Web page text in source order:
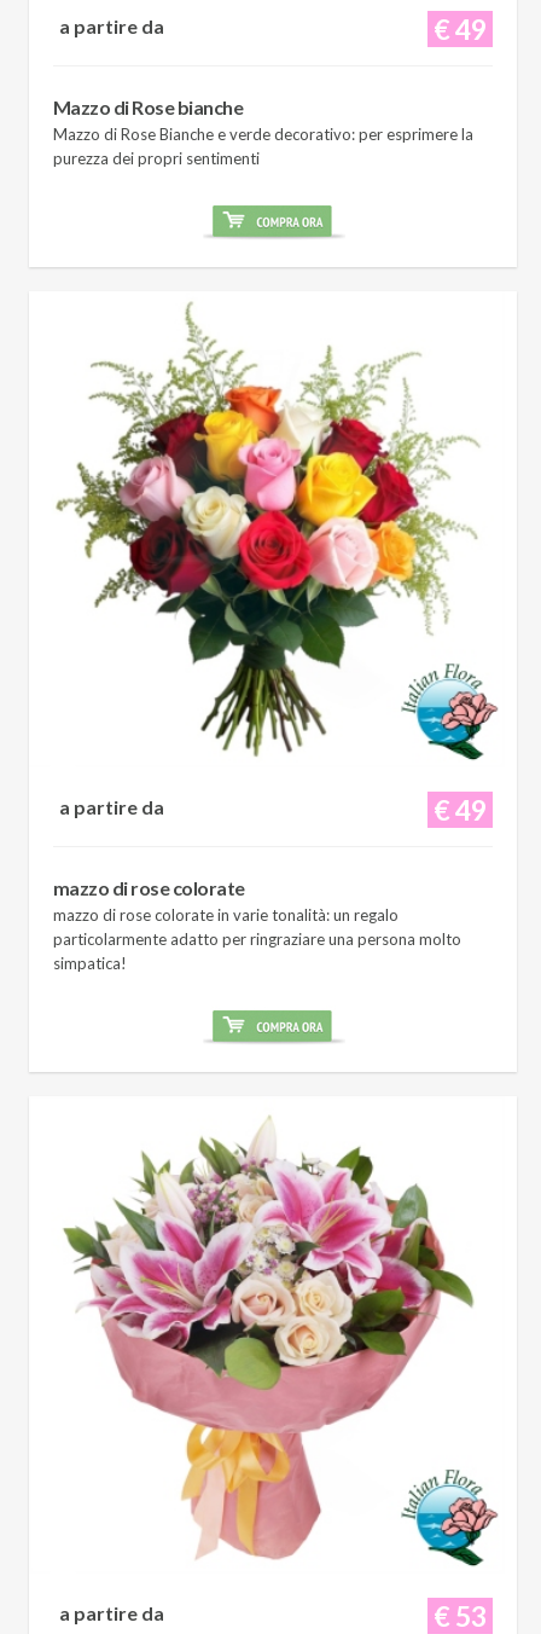
€ 49
a partire da
Mazzo di Rose bianche
Mazzo di Rose Bianche e verde decorativo: per esprimere la
purezza dei propri sentimenti
€ 49
a partire da
mazzo di rose colorate
mazzo di rose colorate in varie tonalità: un regalo
particolarmente adatto per ringraziare una persona molto
simpatica!
€ 53
a partire da